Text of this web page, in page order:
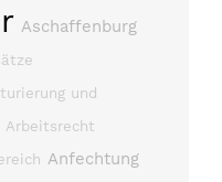
Aschaffenburg
und
Arbeitsrecht
Anfechtung